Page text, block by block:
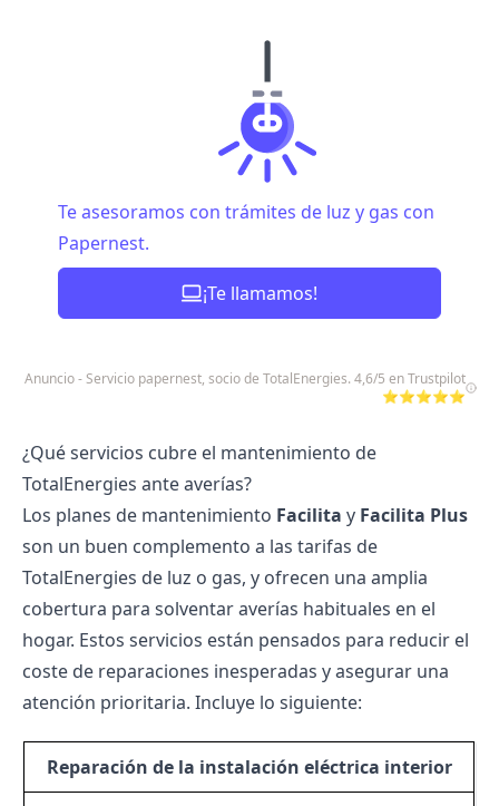
Te asesoramos con trámites de luz y gas con
Papernest.
¡Te llamamos!
Anuncio - Servicio papernest, socio de TotalEnergies. 4,6/5 en Trustpilot
⭐⭐⭐⭐⭐
¿Qué servicios cubre el mantenimiento de
TotalEnergies ante averías?
Los planes de mantenimiento Facilita y Facilita Plus
son un buen complemento a las tarifas de
TotalEnergies de luz o gas, y ofrecen una amplia
cobertura para solventar averías habituales en el
hogar. Estos servicios están pensados para reducir el
coste de reparaciones inesperadas y asegurar una
atención prioritaria. Incluye lo siguiente:
Reparación de la instalación eléctrica interior